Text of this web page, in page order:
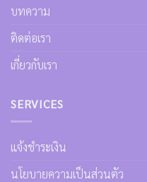
บทความ
ติดต่อเรา
เกี่ยวกับเรา
SERVICES
แจ้งชำระเงิน
นโยบายความเป็นส่วนตัว